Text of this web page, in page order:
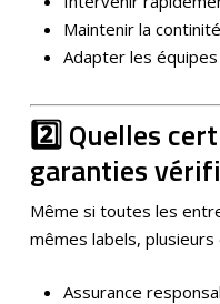
Maintenir la
Adapter les
2️⃣ Quelles
garanties
Même si toutes les
mêmes labels,
Assurance